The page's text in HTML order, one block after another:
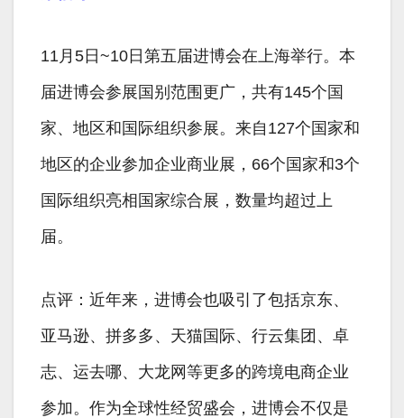
11月5日~10日第五届进博会在上海举行。本
届进博会参展国别范围更广，共有145个国
家、地区和国际组织参展。来自127个国家和
地区的企业参加企业商业展，66个国家和3个
国际组织亮相国家综合展，数量均超过上
届。
点评：近年来，进博会也吸引了包括京东、
亚马逊、拼多多、天猫国际、行云集团、卓
志、运去哪、大龙网等更多的跨境电商企业
参加。作为全球性经贸盛会，进博会不仅是